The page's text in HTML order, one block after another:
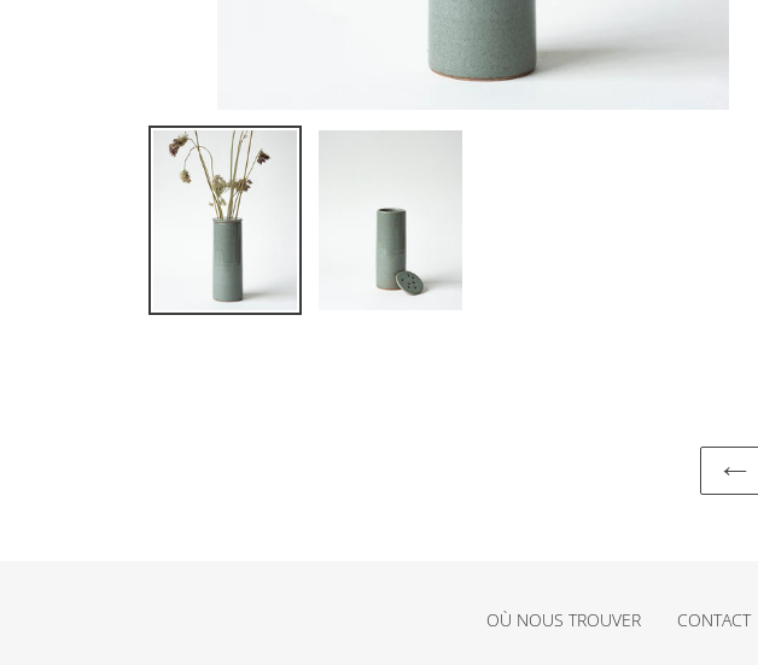
OÙ NOUS TROUVER CONTACT